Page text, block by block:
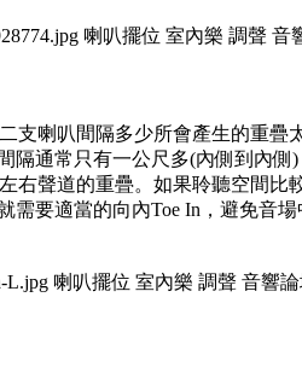
支喇叭間隔多少所會產生的重疊
隔通常只有一公尺多(內側到內側
右聲道的重疊。如果聆聽空間比
需要適當的向內Toe In，避免音場